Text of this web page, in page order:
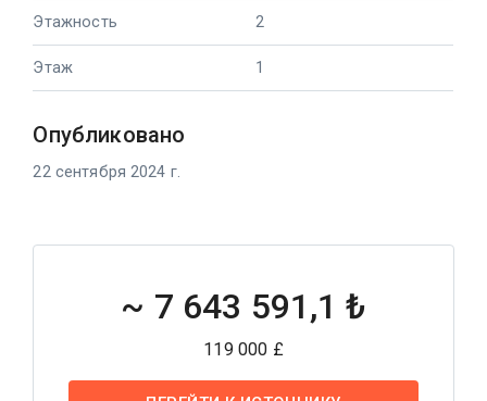
Этажность 2
Этаж 1
Опубликовано
22 сентября 2024 г.
~ 7 643 591,1 ₺
119 000 £